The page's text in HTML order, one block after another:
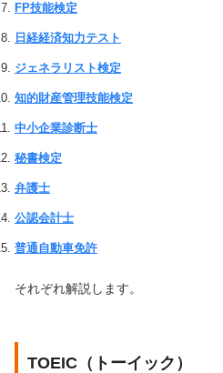
FP技能検定
日経経済知力テスト
ジェネラリスト検定
知的財産管理技能検定
中小企業診断士
秘書検定
弁護士
公認会計士
普通自動車免許
それぞれ解説します。
TOEIC（トーイック）